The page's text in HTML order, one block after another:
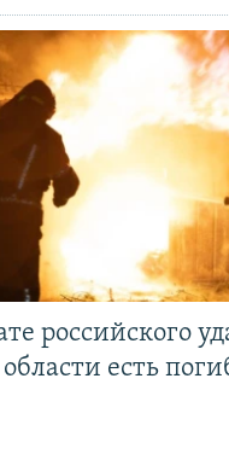
российского
есть